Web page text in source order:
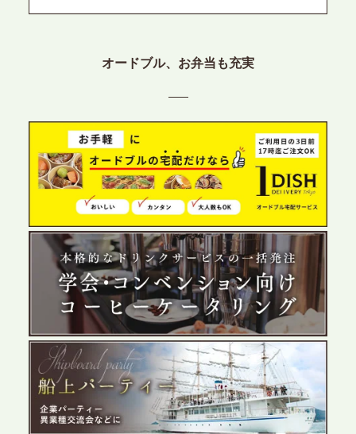
プレスリリースのご案内｜ケータリングのセカンド
テーブル、東京都中央区に支社を新設。都内３拠点
目の展開で、拡大する出張パーティー・ケータリン
2026.6.4
プレスリリースのご案内｜夏の社内親睦が、配属後
の離職防止に。オフィスや会議室で縁日気分を味わ
う「お祭りケータリング」の提供を開始
2026.5.29
プレスリリースのご案内｜ケータリングのセカンド
テーブル、群馬前橋支社を設立。再開発やオフィス
展開が進む前橋エリアの企業ニーズに応え、高品質
なサービスで各種イベント・懇親会をサポート
2026.5.27
プレスリリースのご案内｜ケータリングのセカンド
テーブル、千葉本社を新設。幕張・舞浜の大型イベ
オードブル、お弁当も充実